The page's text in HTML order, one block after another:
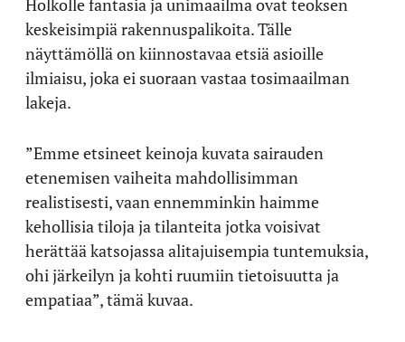
Holkolle fantasia ja unimaailma ovat teoksen
keskeisimpiä rakennuspalikoita. Tälle
näyttämöllä on kiinnostavaa etsiä asioille
ilmiaisu, joka ei suoraan vastaa tosimaailman
lakeja.
”Emme etsineet keinoja kuvata sairauden
etenemisen vaiheita mahdollisimman
realistisesti, vaan ennemminkin haimme
kehollisia tiloja ja tilanteita jotka voisivat
herättää katsojassa alitajuisempia tuntemuksia,
ohi järkeilyn ja kohti ruumiin tietoisuutta ja
empatiaa”, tämä kuvaa.